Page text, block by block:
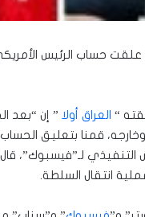
علقت حساب الرئيس
“ العراق أولا ” إن “بعد
قمنا بتعليق
التنفيذي
انتقال السلطة.